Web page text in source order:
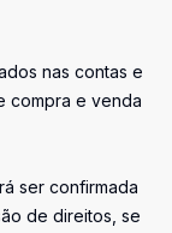
nas contas e
compra e venda
ser confirmada
de direitos, se